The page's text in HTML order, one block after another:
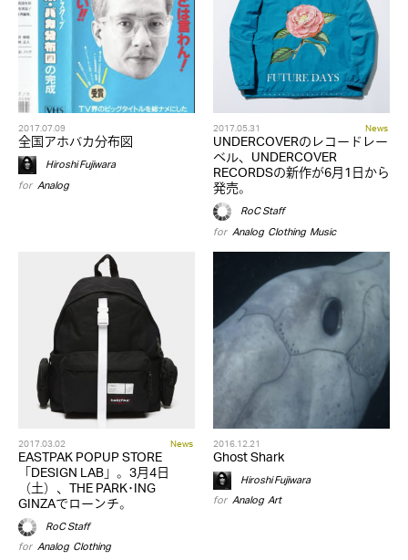
2017.07.09
全国アホバカ分布図
Hiroshi Fujiwara
for Analog
2017.05.31 News
UNDERCOVERのレコードレー
ベル、UNDERCOVER
RECORDSの新作が6月1日から
発売。
RoC Staff
for Analog,Clothing,Music
2017.03.02 News
EASTPAK POPUP STORE
「DESIGN LAB」。3月4日
（土）、THE PARK･ING
GINZAでローンチ。
RoC Staff
for Analog,Clothing
2016.12.21
Ghost Shark
Hiroshi Fujiwara
for Analog,Art